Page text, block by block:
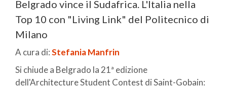
Belgrado vince il Sudafrica. L'Italia nella
Top 10 con "Living Link" del Politecnico di
Milano
A cura di:Stefania Manfrin
Si chiude a Belgrado la 21ª edizione
dell'Architecture Student Contest di Saint-Gobain: